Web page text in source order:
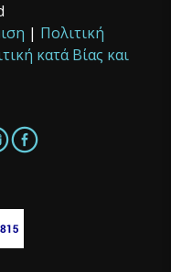
| Πολιτική
κατά Βίας και